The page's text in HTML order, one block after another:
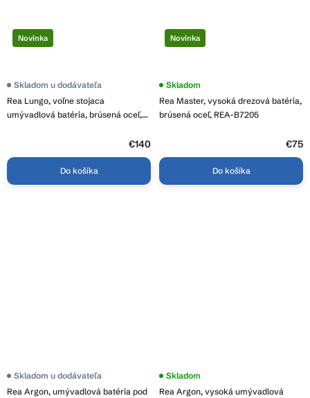
Novinka
Rea Lungo, voľne stojaca
umývadlová batéria, brúsená oceľ,
Skladom u dodávateľa
€140
Do košíka
Novinka
Rea Master, vysoká drezová batéria,
brúsená oceľ, REA-B7205
Skladom
€75
Do košíka
Rea Argon, umývadlová batéria pod
Skladom u dodávateľa
Rea Argon, vysoká umývadlová
Skladom